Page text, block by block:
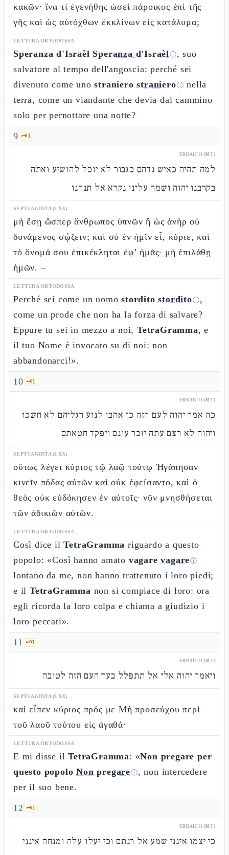
κακῶν· ἵνα τί ἐγενήθης ὡσεὶ πάροικος ἐπὶ τῆς
γῆς καὶ ὡς αὐτόχθων ἐκκλίνων εἰς κατάλυμα;
LETTURA ORTODOSSA
Speranza d'Israèl Speranza d'Israèlⓘ, suo
salvatore al tempo dell'angoscia: perché sei
divenuto come unostraniero stranieroⓘ nella
terra, come un viandante che devia dal cammino
solo per pernottare una notte?
9 🗝️1
EBRAICO (MT)
למה תהיה כאיש נדהם כגבור לא יוכל להושיע ואתה
בקרבנו יהוה ושמך עלינו נקרא אל תנחנו
SEPTUAGINTA (LXX)
μὴ ἔσῃ ὥσπερ ἄνθρωπος ὑπνῶν ἢ ὡς ἀνὴρ οὐ
δυνάμενος σῴζειν; καὶ σὺ ἐν ἡμῖν εἶ, κύριε, καὶ
τὸ ὄνομά σου ἐπικέκληται ἐφ’ ἡμᾶς· μὴ ἐπιλάθῃ
ἡμῶν. –
LETTURA ORTODOSSA
Perché sei come un uomostordito storditoⓘ,
come un prode che non ha la forza di salvare?
Eppure tu sei in mezzo a noi,TetraGramma, e
il tuo Nome è invocato su di noi: non
abbandonarci!».
10 🗝️1
EBRAICO (MT)
כה אמר יהוה לעם הזה כן אהבו לנוע רגליהם לא חשכו
ויהוה לא רצם עתה יזכר עונם ויפקד חטאתם
SEPTUAGINTA (LXX)
οὕτως λέγει κύριος τῷ λαῷ τούτῳ Ἠγάπησαν
κινεῖν πόδας αὐτῶν καὶ οὐκ ἐφείσαντο, καὶ ὁ
θεὸς οὐκ εὐδόκησεν ἐν αὐτοῖς· νῦν μνησθήσεται
τῶν ἀδικιῶν αὐτῶν.
LETTURA ORTODOSSA
Così dice ilTetraGramma riguardo a questo
popolo: «Così hanno amato vagare vagareⓘ
lontano da me, non hanno trattenuto i loro piedi;
e il TetraGramma non si compiace di loro: ora
egli ricorda la loro colpa e chiama a giudizio i
loro peccati».
11 🗝️1
EBRAICO (MT)
ויאמר יהוה אלי אל תתפלל בעד העם הזה לטובה
SEPTUAGINTA (LXX)
καὶ εἶπεν κύριος πρός με Μὴ προσεύχου περὶ
τοῦ λαοῦ τούτου εἰς ἀγαθά·
LETTURA ORTODOSSA
E mi disse ilTetraGramma: «Non pregare per
questo popolo Non pregareⓘ, non intercedere
per il suo bene.
12 🗝️1
EBRAICO (MT)
כי יצמו אינני שמע אל רנתם וכי יעלו עלה ומנחה אינני